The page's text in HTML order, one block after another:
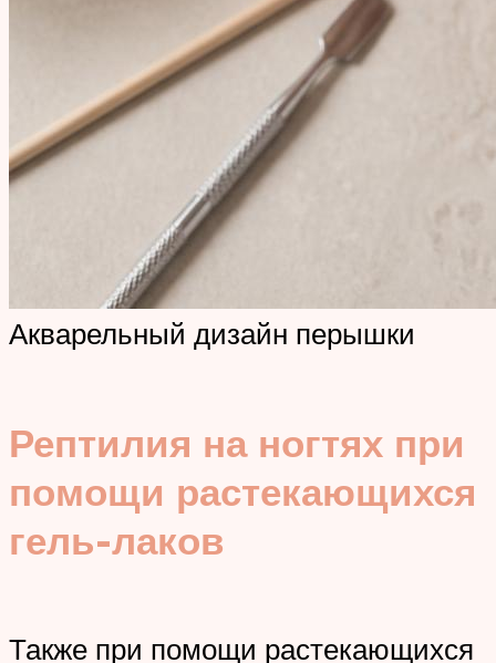
Акварельный дизайн перышки
Рептилия на ногтях при
помощи растекающихся
гель-лаков
Также при помощи растекающихся